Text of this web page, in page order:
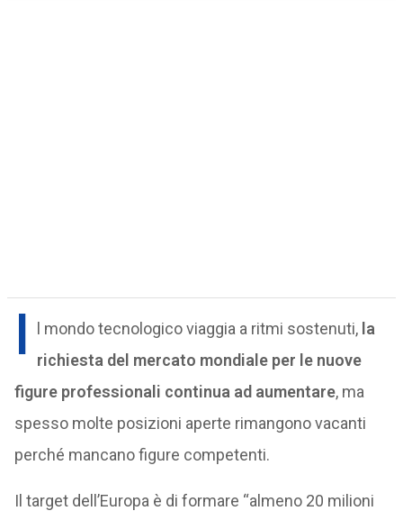
I l mondo tecnologico viaggia a ritmi sostenuti, la
richiesta del mercato mondiale per le nuove
figure professionali continua ad aumentare, ma
spesso molte posizioni aperte rimangono vacanti
perché mancano figure competenti.
Il target dell’Europa è di formare “almeno 20 milioni